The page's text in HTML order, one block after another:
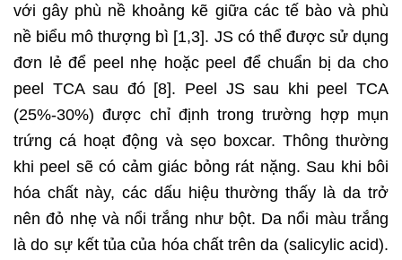
với gây phù nề khoảng kẽ giữa các tế bào và phù
nề biểu mô thượng bì [1,3]. JS có thể được sử dụng
đơn lẻ để peel nhẹ hoặc peel để chuẩn bị da cho
peel TCA sau đó [8]. Peel JS sau khi peel TCA
(25%-30%) được chỉ định trong trường hợp mụn
trứng cá hoạt động và sẹo boxcar. Thông thường
khi peel sẽ có cảm giác bỏng rát nặng. Sau khi bôi
hóa chất này, các dấu hiệu thường thấy là da trở
nên đỏ nhẹ và nổi trắng như bột. Da nổi màu trắng
là do sự kết tủa của hóa chất trên da (salicylic acid).